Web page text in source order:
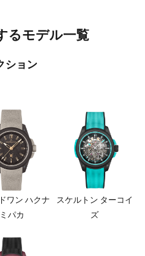
るモデル一覧
ション
ワン ハクナ
ミパカ
スケルトン ターコイ
ズ